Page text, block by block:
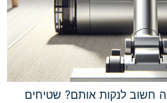
חשוב לנקות אותם? שטיחים